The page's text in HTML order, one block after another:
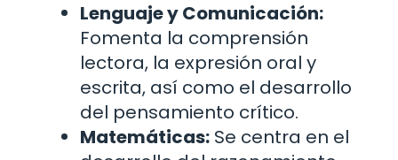
Lenguaje y Comunicación:
Fomenta la comprensión
lectora, la expresión oral y
escrita, así como el desarrollo
del pensamiento crítico.
Matemáticas: Se centra en el